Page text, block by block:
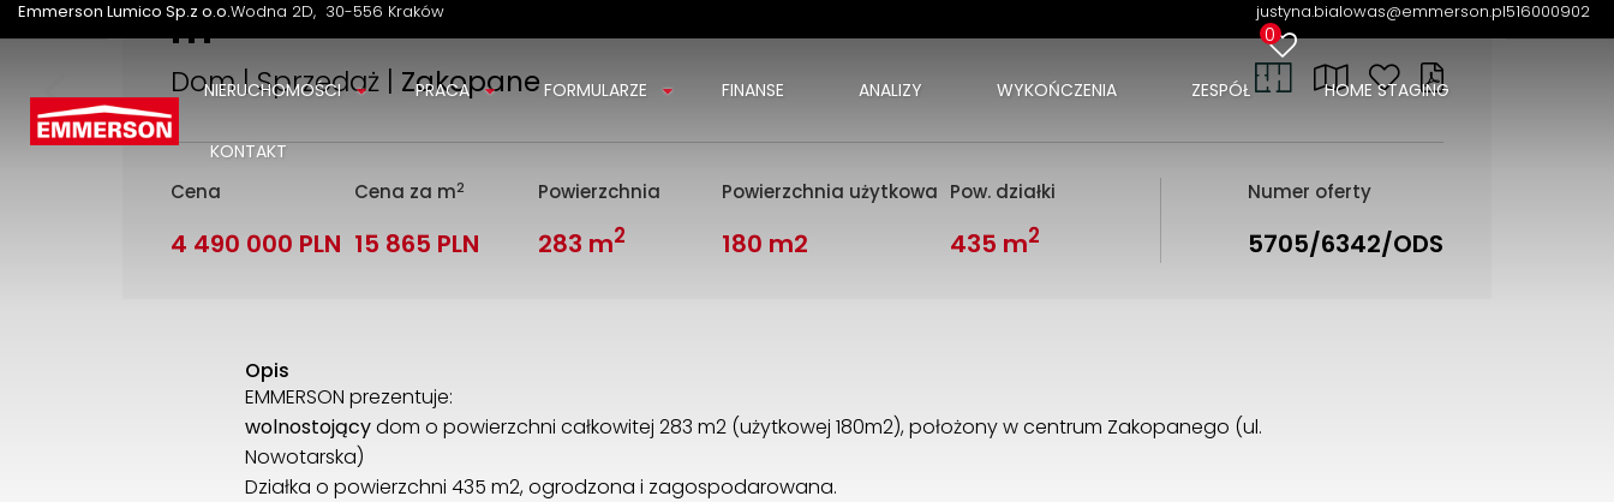
Emmerson Lumico Sp.z o.o.Wodna 2D 30-556 Kraków justyna.bialowas@emmerson.pl516000902
0
NIERUCHOMOŚCI PRACA FORMULARZE FINANSE ANALIZY WYKOŃCZENIA ZESPÓŁ HOME STAGING
KONTAKT
m2
Dom | Sprzedaż | Zakopane
Cena
4 490 000 PLN
Cena za m2
15 865 PLN
Powierzchnia
283 m2
Powierzchnia użytkowa
180 m2
Pow. działki
435 m2
Numer oferty
5705/6342/ODS
Opis
EMMERSON prezentuje:
wolnostojącydom o powierzchni całkowitej 283 m2 (użytkowej 180m2), położony w centrum Zakopanego (ul.
Nowotarska)
Działka o powierzchni 435 m2, ogrodzona i zagospodarowana.